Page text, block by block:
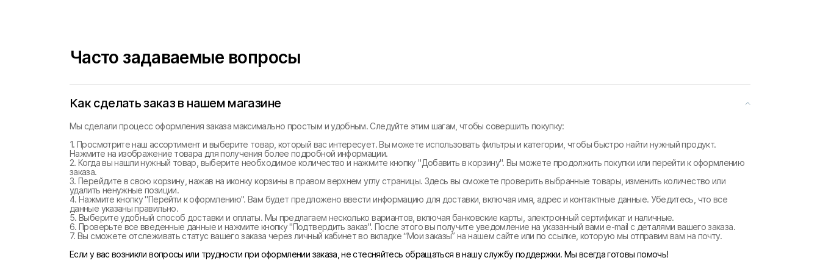
Часто задаваемые вопросы
Как сделать заказ в нашем магазине
Мы сделали процесс оформления заказа максимально простым и удобным. Следуйте этим шагам, чтобы совершить покупку:
1. Просмотрите наш ассортимент и выберите товар, который вас интересует. Вы можете использовать фильтры и категории, чтобы быстро найти нужный продукт.
Нажмите на изображение товара для получения более подробной информации.
2. Когда вы нашли нужный товар, выберите необходимое количество и нажмите кнопку "Добавить в корзину". Вы можете продолжить покупки или перейти к оформлению
заказа.
3. Перейдите в свою корзину, нажав на иконку корзины в правом верхнем углу страницы. Здесь вы сможете проверить выбранные товары, изменить количество или
удалить ненужные позиции.
4. Нажмите кнопку "Перейти к оформлению". Вам будет предложено ввести информацию для доставки, включая имя, адрес и контактные данные. Убедитесь, что все
данные указаны правильно.
5. Выберите удобный способ доставки и оплаты. Мы предлагаем несколько вариантов, включая банковские карты, электронный сертификат и наличные.
6. Проверьте все введенные данные и нажмите кнопку "Подтвердить заказ". После этого вы получите уведомление на указанный вами e-mail с деталями вашего заказа.
7. Вы сможете отслеживать статус вашего заказа через личный кабинет во вкладке “Мои заказы” на нашем сайте или по ссылке, которую мы отправим вам на почту.
Если у вас возникли вопросы или трудности при оформлении заказа, не стесняйтесь обращаться в нашу службу поддержки. Мы всегда готовы помочь!